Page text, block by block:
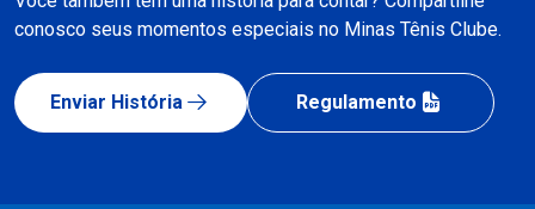
conosco seus momentos especiais no Minas Tênis Clube.
Enviar História Regulamento